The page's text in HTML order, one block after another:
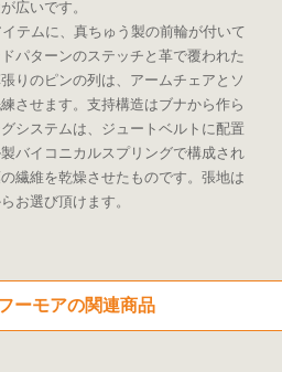
広いです。
テムに、真ちゅう製の前輪が付いて
パターンのステッチと革で覆われた
りのピンの列は、アームチェアとソ
させます。支持構造はブナから作ら
システムは、ジュートベルトに配置
バイコニカルスプリングで構成され
繊維を乾燥させたものです。張地は
お選び頂けます。
モアの関連商品